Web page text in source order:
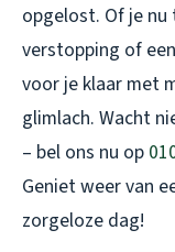
opgelost. Of je nu
verstopping of
voor je klaar met
glimlach. Wacht
– bel ons nu op
Geniet weer van
zorgeloze dag!